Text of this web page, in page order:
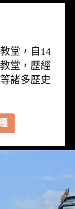
堂，自14
堂，歷經
諸多歷史